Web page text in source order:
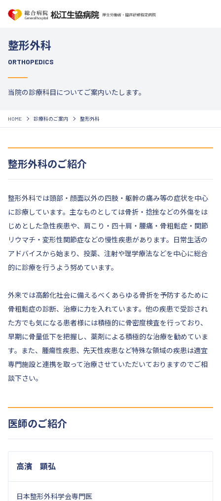
整形外科
ORTHOPEDICS
当院の診療科目についてご案内いたします。
HOME 診療科のご案内 整形外科
整形外科のご紹介
整形外科では頭部・顔面以外の四肢・躯幹の痛み等の症状を中心
に診療しています。主なものとしては骨折・捻挫などの外傷をは
じめとした急性疾患や、肩こり・四十肩・腰痛・骨粗鬆症・関節
リウマチ・変形性関節症などの慢性疾患があります。日常生活の
アドバイスから始まり、投薬、注射や理学療法などを中心に総合
的に診療を行うよう努めています。
外来では高齢化社会に備えるべくあらゆる骨折を予防するために
骨粗鬆症の診断、治療に力を入れています。他の疾患で受診され
た方でも気になる患者様には積極的に骨密度検査を行っており、
早期に骨量低下を把握し、薬剤による積極的な治療を勧めていま
す。また、腫瘍性疾患、先天性疾患など特殊な領域の疾患は適宜
専門施設と連携を取って治療させていただいておりますのでご相
談下さい。
医師のご紹介
高濱 顕弘
日本整形外科学会専門医